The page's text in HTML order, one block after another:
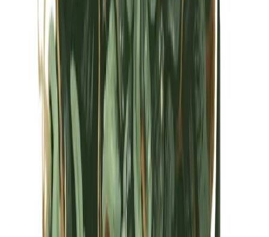
Kapseln